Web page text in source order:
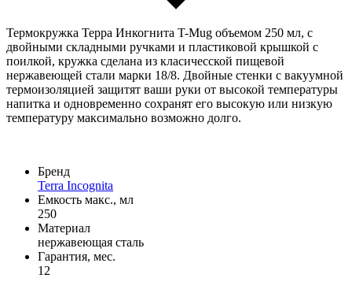
Термокружка Терра Инкогнита T-Mug объемом 250 мл, с
двойными складными ручками и пластиковой крышкой с
поилкой, кружка сделана из класичесской пищевой
нержавеющей стали марки 18/8. Двойные стенки с вакуумной
термоизоляцией защитят ваши руки от высокой температуры
напитка и одновременно сохранят его высокую или низкую
температуру максимально возможно долго.
Бренд
Terra Incognita
Емкость макс., мл
250
Материал
нержавеющая сталь
Гарантия, мес.
12